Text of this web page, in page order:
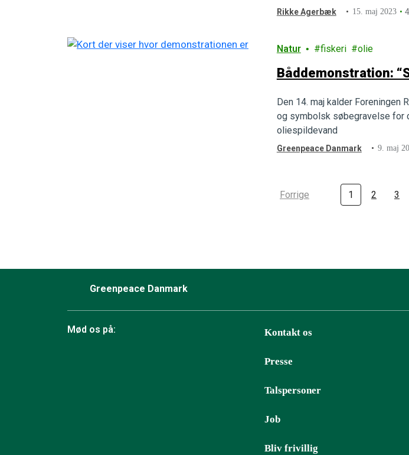
Rikke Agerbæk 15. maj 2023
Natur fiskeri olie
Båddemonstration:
Den 14. maj kalder Foreningen
og symbolsk søbegravelse for
oliespildevand
Greenpeace Danmark 9. maj
Forrige 1 2 3
Greenpeace Danmark
Mød os på: Kontakt os
Presse
Talspersoner
Job
Bliv frivillig